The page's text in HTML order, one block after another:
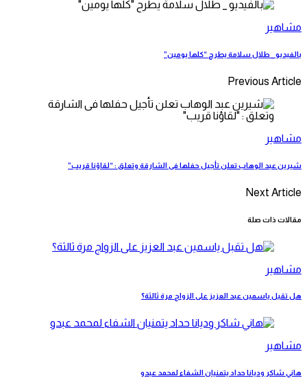
مشاهير
بالفيديو _ طلال سلامة يطرح “كلها يومين”
Previous Article
مشاهير
شيرين عبد الوهاب تعلن تأجيل حفلها فى الشارقة وتعلق : “لقاؤنا قريب”
Next Article
مقالات ذات صلة
مشاهير
هل تقبل ياسمين عبد العزيز على الزواج مرة ثالثة؟
مشاهير
هاني شاكر وديانا حداد يتمنيان الشفاء لمحمد عبدو